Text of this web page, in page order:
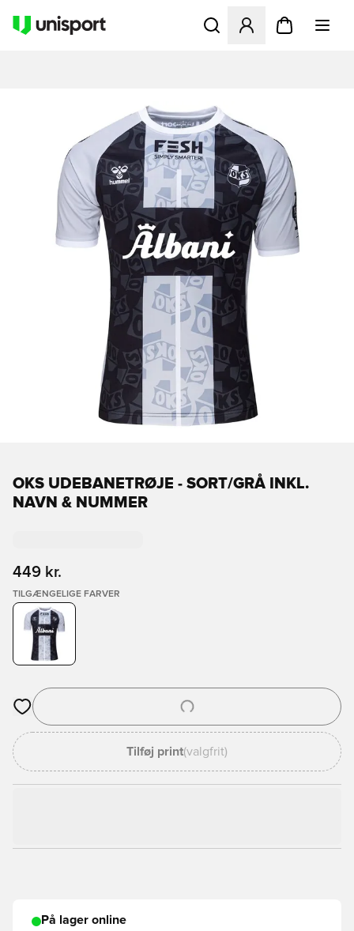
Åbner en Modal til at
OKS UDEBANETRØJE - SORT/GRÅ INKL.
NAVN & NUMMER
449 kr.
TILGÆNGELIGE FARVER
Åbner en Modal til at logge ind eller tilmelde dig som medlem
Tilføj print(valgfrit)
På lager online